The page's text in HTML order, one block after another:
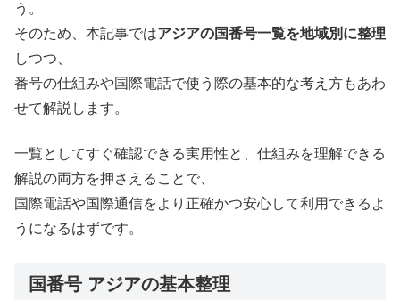
う。
そのため、本記事ではアジアの国番号一覧を地域別に整理
しつつ、
番号の仕組みや国際電話で使う際の基本的な考え方もあわ
せて解説します。
一覧としてすぐ確認できる実用性と、仕組みを理解できる
解説の両方を押さえることで、
国際電話や国際通信をより正確かつ安心して利用できるよ
うになるはずです。
国番号 アジアの基本整理